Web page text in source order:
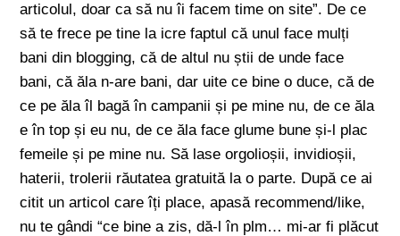
articolul, doar ca să nu îi facem time on site”. De ce
să te frece pe tine la icre faptul că unul face mulți
bani din blogging, că de altul nu știi de unde face
bani, că ăla n-are bani, dar uite ce bine o duce, că de
ce pe ăla îl bagă în campanii și pe mine nu, de ce ăla
e în top și eu nu, de ce ăla face glume bune și-l plac
femeile și pe mine nu. Să lase orgolioșii, invidioșii,
haterii, trolerii răutatea gratuită la o parte. După ce ai
citit un articol care îți place, apasă recommend/like,
nu te gândi “ce bine a zis, dă-l în plm… mi-ar fi plăcut